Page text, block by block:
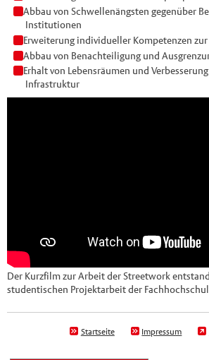
Abbau von Schwellenängsten gegenüber
Institutionen
Erweiterung individueller Kompetenzen
Abbau von Benachteiligung und
Erhalt von Lebensräumen und
Infrastruktur
Der Kurzfilm zur Arbeit der Streetwork
studentischen Projektarbeit der
Startseite Impressum